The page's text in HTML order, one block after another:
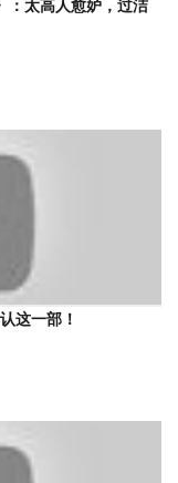
：太高人愈妒，过洁
这一部！